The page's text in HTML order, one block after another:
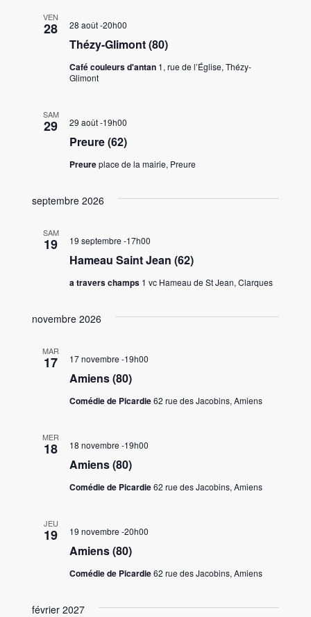
VEN
28
Thézy-Glimont (80)
28 août -20h00
Café couleurs d'antan 1, rue de l’Église, Thézy-
Glimont
SAM
29
Preure (62)
29 août -19h00
Preureplace de la mairie, Preure
septembre 2026
SAM
19
Hameau Saint Jean (62)
19 septembre -17h00
a travers champs 1 vc Hameau de St Jean, Clarques
novembre 2026
MAR
17
Amiens (80)
17 novembre -19h00
Comédie de Picardie62 rue des Jacobins, Amiens
MER
18
Amiens (80)
18 novembre -19h00
Comédie de Picardie62 rue des Jacobins, Amiens
JEU
19
Amiens (80)
19 novembre -20h00
Comédie de Picardie62 rue des Jacobins, Amiens
février 2027